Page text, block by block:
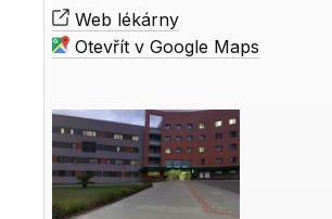
Web lékárny
Otevřít v Google Maps